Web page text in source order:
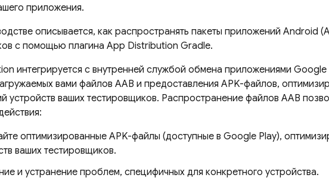
приложения.
описывается, как распространять пакеты приложений Android
с помощью плагина App Distribution Gradle.
интегрируется с внутренней службой обмена приложениями Google
вами файлов AAB и предоставления APK-файлов,
устройств ваших тестировщиков. Распространение файлов AAB
оптимизированные APK-файлы (доступные в Google Play),
ваших тестировщиков.
и устранение проблем, специфичных для конкретного устройства.